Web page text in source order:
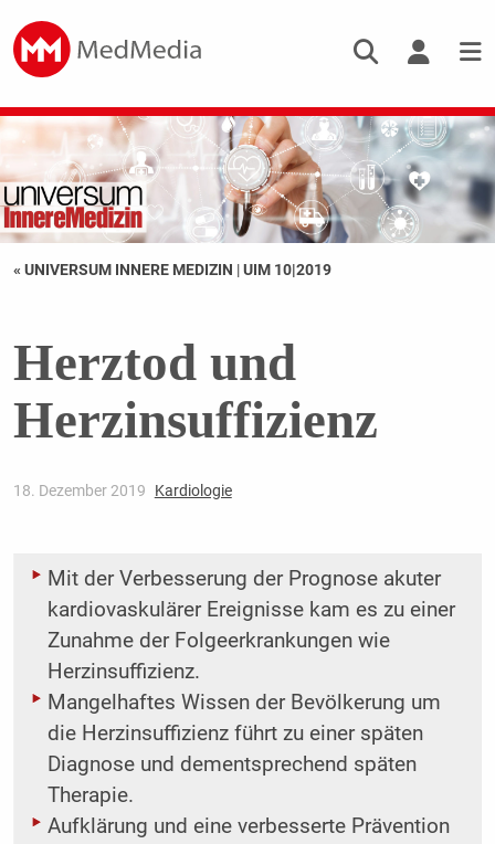
« UNIVERSUM INNERE MEDIZIN |UIM 10|2019
Herztod und
Herzinsuffizienz
18. Dezember 2019 Kardiologie
Mit der Verbesserung der Prognose akuter
kardiovaskulärer Ereignisse kam es zu einer
Zunahme der Folgeerkrankungen wie
Herzinsuffizienz.
Mangelhaftes Wissen der Bevölkerung um
die Herzinsuffizienz führt zu einer späten
Diagnose und dementsprechend späten
Therapie.
Aufklärung und eine verbesserte Prävention